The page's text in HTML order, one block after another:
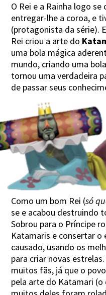
O Rei e a Rainha logo se
entregar-lhe a coroa, e
(protagonista da série).
Rei criou a arte do
uma bola mágica
mundo, criando uma
tornou uma verdadeira
de passarseus
Como um bom Rei (só
se e acabou destruindo
Sobrou para o Príncipe
Katamaris e consertar o
causado, usando os
para criar novas
muitos fãs, já que o
pela arte do Katamari (o